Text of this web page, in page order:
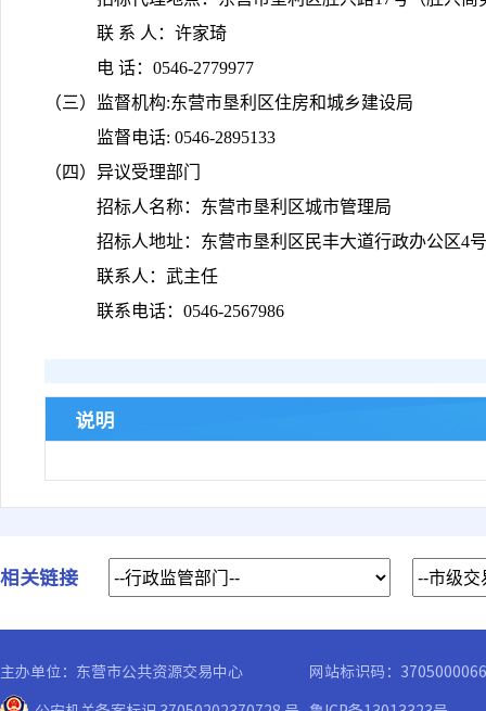
联 系 人：许家琦
电 话：0546-2779977
（三）监督机构:东营市垦利区住房和城乡建设局
监督电话: 0546-2895133
（四）异议受理部门
招标人名称：东营市垦利区城市管理局
招标人地址：东营市垦利区民丰大道行政办公区4
联系人：武主任
联系电话：0546-2567986
说明
相关链接
主办单位：东营市公共资源交易中心
网站标识码：3705000066